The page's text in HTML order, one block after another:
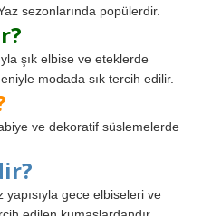
sezonlarında popülerdir.
şık elbise ve eteklerde
modada sık tercih edilir.
ve dekoratif süslemelerde
gece elbiseleri ve